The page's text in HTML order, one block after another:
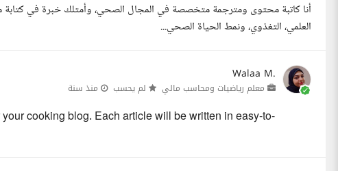
أنا كاتبة محتوى ومترجمة متخصصة في المجال الصحي، وأمتلك خبرة في كتابة
العلمي، التغذوي، ونمط الحياة الصحي...
Walaa M.
معلم رياضيات ومحاسب مالي لم يحسب منذ سنة
cooking blog. Each article will be written in easy-to-